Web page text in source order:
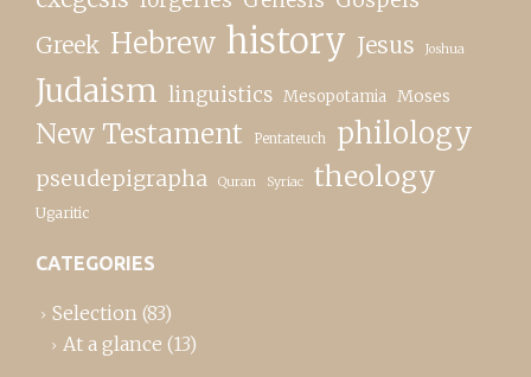
Greek Hebrew history Jesus Joshua
Judaism linguistics Mesopotamia Moses
New Testament Pentateuch philology
pseudepigrapha Quran Syriac theology
Ugaritic
CATEGORIES
Selection (83)
At a glance (13)